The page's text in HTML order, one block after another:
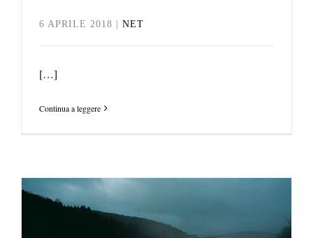
6 APRILE 2018 NET
[…]
Continua a leggere